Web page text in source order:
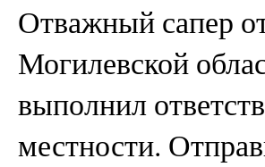
Отважный сапер
Могилевской
выполнил
местности.